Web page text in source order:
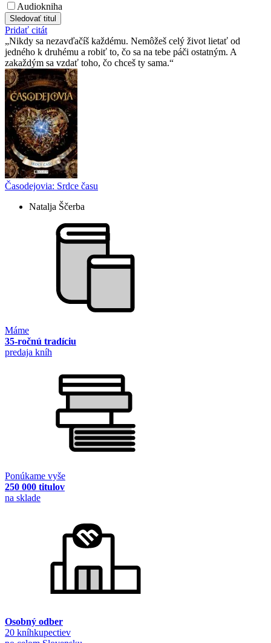
Audiokniha
Sledovať titul
Pridať citát
Nikdy sa nezavďačíš každému. Nemôžeš celý život lietať od
jedného k druhému a robiť to, čo sa na tebe páči ostatným. A
zakaždým sa vzdať toho, čo chceš ty sama.
Časodejovia: Srdce času
Natalja Ščerba
Máme
35-ročnú tradíciu
predaja kníh
Ponúkame vyše
250 000 titulov
na sklade
Osobný odber
20 kníhkupectiev